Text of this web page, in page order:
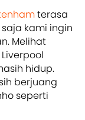
terasa
saja kami ingin
Melihat
hidup.
berjuang
seperti